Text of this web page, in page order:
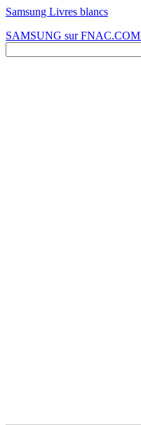
Samsung Livres blancs
SAMSUNG sur FNAC.COM